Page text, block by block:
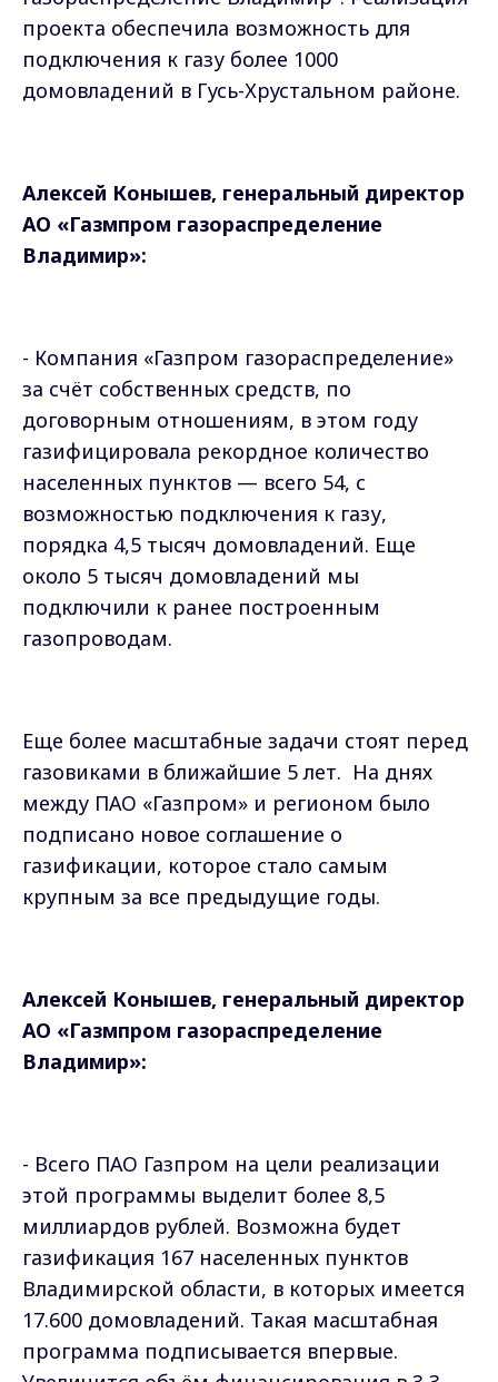
проекта обеспечила возможность для
подключения к газу более 1000
домовладений в Гусь-Хрустальном районе.
Алексей Конышев, генеральный директор
АО «Газмпром газораспределение
Владимир»:
- Компания «Газпром газораспределение»
за счёт собственных средств, по
договорным отношениям, в этом году
газифицировала рекордное количество
населенных пунктов — всего 54, с
возможностью подключения к газу,
порядка 4,5 тысяч домовладений. Еще
около 5 тысяч домовладений мы
подключили к ранее построенным
газопроводам.
Еще более масштабные задачи стоят перед
газовиками в ближайшие 5 лет. На днях
между ПАО «Газпром» и регионом было
подписано новое соглашение о
газификации, которое стало самым
крупным за все предыдущие годы.
Алексей Конышев, генеральный директор
АО «Газмпром газораспределение
Владимир»:
- Всего ПАО Газпром на цели реализации
этой программы выделит более 8,5
миллиардов рублей. Возможна будет
газификация 167 населенных пунктов
Владимирской области, в которых имеется
17.600 домовладений. Такая масштабная
программа подписывается впервые.